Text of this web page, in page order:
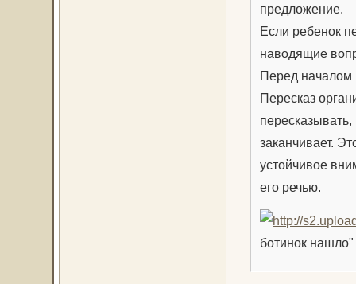
предложение.
Если ребенок
наводящие
Перед началом
Пересказ
заканчивает.
устойчивое
его речью.
ботинок